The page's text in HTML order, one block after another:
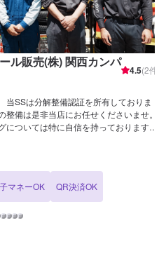
ル販売(株) 関西カンパ
4.5(2件)
当SSは分解整備認証を所有しておりま
備は是非当店にお任せくださいませ。
については特に自信を持っております！
員が1名、3級整備士が1名在籍しており
経験豊富なスタッフが揃っておりま
関しても1級が4名ございますので、お車
マネーOK QR決済OK